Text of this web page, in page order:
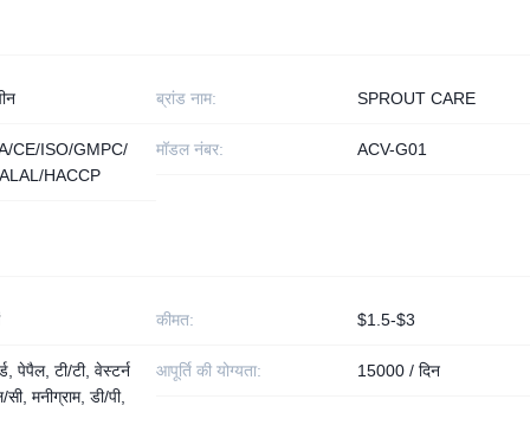
ब्रांड नाम: SPROUT CARE
CE/ISO/GMPC/
HACCP
मॉडल नंबर: ACV-G01
कीमत: $1.5-$3
पेपैल, टी/टी, वेस्टर्न
मनीग्राम, डी/पी,
आपूर्ति की योग्यता: 15000 / दिन